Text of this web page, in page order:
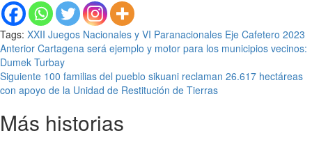
Tags: XXII Juegos Nacionales y VI Paranacionales Eje Cafetero 2023
Seguir
leyendo
Anterior Cartagena será ejemplo y motor para los municipios vecinos:
Dumek Turbay
Siguiente 100 familias del pueblo sikuani reclaman 26.617 hectáreas
con apoyo de la Unidad de Restitución de Tierras
Más historias